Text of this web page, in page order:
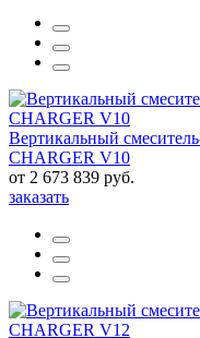
Вертикальный
CHARGER V10
от 2 673 839 руб.
заказать